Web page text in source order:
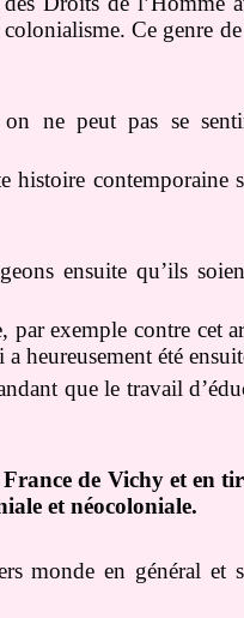
Ce genre
ne peut pas se
contemporaine
ensuite qu’ils
par exemple contre
heureusement été
que le travail
de Vichy et en
et néocoloniale.
monde en général et